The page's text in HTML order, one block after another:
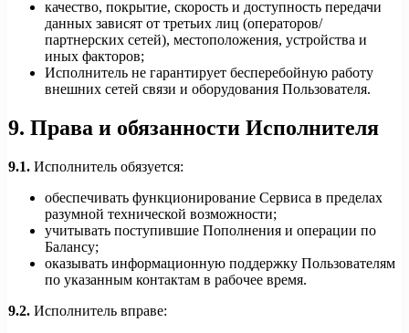
качество, покрытие, скорость и доступность передачи
данных зависят от третьих лиц (операторов/
партнерских сетей), местоположения, устройства и
иных факторов;
Исполнитель не гарантирует бесперебойную работу
внешних сетей связи и оборудования Пользователя.
9. Права и обязанности Исполнителя
9.1. Исполнитель обязуется:
обеспечивать функционирование Сервиса в пределах
разумной технической возможности;
учитывать поступившие Пополнения и операции по
Балансу;
оказывать информационную поддержку Пользователям
по указанным контактам в рабочее время.
9.2. Исполнитель вправе: